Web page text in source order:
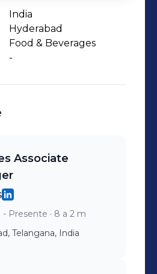
India
Hyderabad
Food & Beverages
-
Associate
- Presente · 8 a 2 m
Telangana, India